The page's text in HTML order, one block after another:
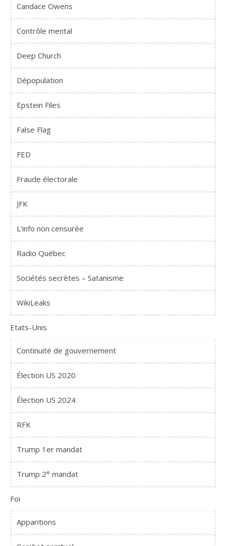
Candace Owens
Contrôle mental
Deep Church
Dépopulation
Epstein Files
False Flag
FED
Fraude électorale
JFK
L'info non censurée
Radio Québec
Sociétés secrètes – Satanisme
WikiLeaks
Etats-Unis
Continuité de gouvernement
Élection US 2020
Élection US 2024
RFK
Trump 1er mandat
Trump 2° mandat
Foi
Apparitions